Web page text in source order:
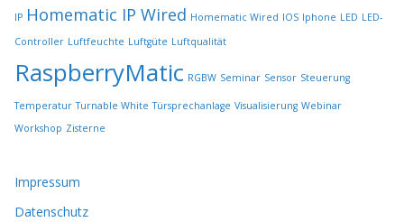
h
l
t
w
e
d
n
IP Homematic IP Wired Homematic Wired IOS Iphone LED LED-
Controller Luftfeuchte Luftgüte Luftqualität
RaspberryMatic RGBW Seminar Sensor Steuerung
Temperatur Turnable White Türsprechanlage Visualisierung Webinar
Workshop Zisterne
Impressum
Datenschutz